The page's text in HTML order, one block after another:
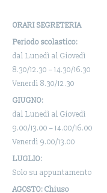
ORARI SEGRETERIA
Periodo scolastico:
dal Lunedì al Giovedì
8.30/12.30 – 14.30/16.30
Venerdì 8.30/12.30
GIUGNO:
dal Lunedì al Giovedì
9.00/13.00 – 14.00/16.00
Venerdì 9.00/13.00
LUGLIO:
Solo su appuntamento
AGOSTO: Chiuso